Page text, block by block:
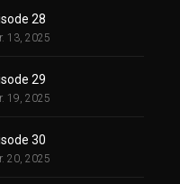
28
13, 2025
29
19, 2025
30
20, 2025